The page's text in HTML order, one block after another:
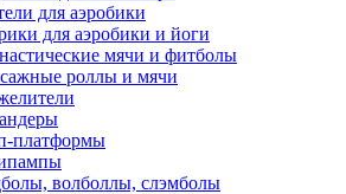
для аэробики
для аэробики и йоги
мячи и фитболы
роллы и мячи
платформы
волболлы, слэмболы